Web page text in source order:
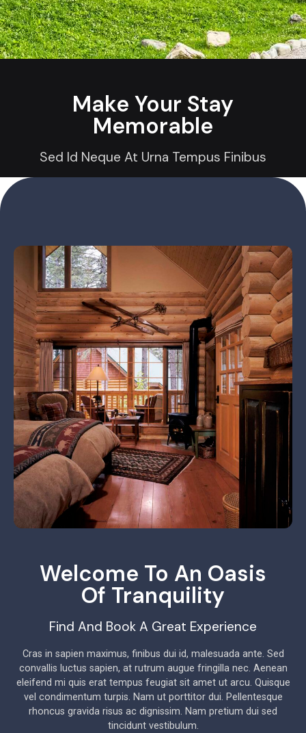
Make Your Stay
Memorable
Sed Id Neque At Urna Tempus Finibus
Welcome To An Oasis
Of Tranquility
Find And Book A Great Experience
Cras in sapien maximus, finibus dui id, malesuada ante. Sed
convallis luctus sapien, at rutrum augue fringilla nec. Aenean
eleifend mi quis erat tempus feugiat sit amet ut arcu. Quisque
vel condimentum turpis. Nam ut porttitor dui. Pellentesque
rhoncus gravida risus ac dignissim. Nam pretium dui sed
tincidunt vestibulum.